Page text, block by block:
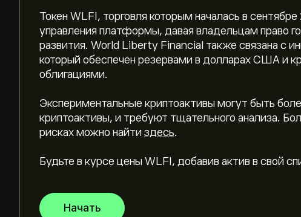
Токен WLFI, торговля которым началась в
управления платформы, давая владельцам право
развития. World Liberty Financial также связана с
который обеспечен резервами в долларах США и
облигациями.
Экспериментальные криптоактивы могут быть
криптоактивы, и требуют тщательного анализа.
рисках можно найти здесь.
Будьте в курсе цены WLFI, добавив актив в свой
Начать
Текущая цена WLFI — это 0.0513‎$‎ долларов США
Исторический максимум World Liberty Financial —